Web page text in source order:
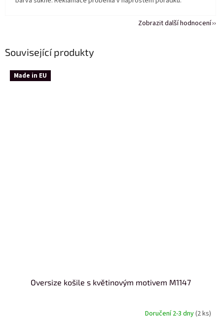
Související produkty
Made in EU
Oversize košile s květinovým motivem M1147
Doručení 2-3 dny(2 ks)
Zobrazit další hodnocení